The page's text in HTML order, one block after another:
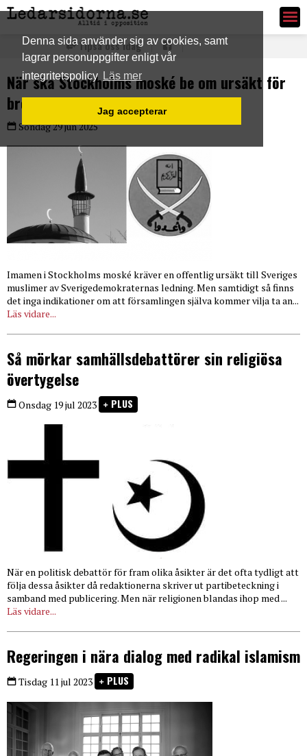
Denna sida använder sig av cookies, samt
lagrar personuppgifter enligt vår
integritetspolicy Läs mer
Jag accepterar
Ledarsidorna.se
Tipsa oss idag
När ska Stockholms moské be om ursäkt för
brott mot folkrätten?
Söndag 29 jun 2025
Imamen i Stockholms moské kräver en offentlig ursäkt till Sveriges
muslimer av Sverigedemokraternas ledning. Men samtidigt så finns
det inga indikationer om att församlingen själva kommer vilja ta an...
Läs vidare...
Så mörkar samhällsdebattörer sin religiösa
övertygelse
Onsdag 19 jul 2023 PLUS
När en politisk debattör för fram olika åsikter är det ofta tydligt att
följa dessa åsikter då redaktionerna skriver ut partibeteckning i
samband med publicering. Men när religionen blandas ihop med ...
Läs vidare...
Regeringen i nära dialog med radikal islamism
Tisdag 11 jul 2023 PLUS